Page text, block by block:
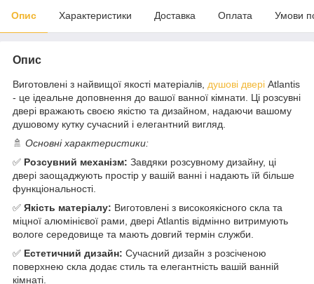
Опис Характеристики Доставка Оплата Умови
Опис
Виготовлені з найвищої якості матеріалів, душові двері Atlantis
- це ідеальне доповнення до вашої ванної кімнати. Ці розсувні
двері вражають своєю якістю та дизайном, надаючи вашому
душовому кутку сучасний і елегантний вигляд.
🚿 Основні характеристики:
✅ Розсувний механізм: Завдяки розсувному дизайну, ці
двері заощаджують простір у вашій ванні і надають їй більше
функціональності.
✅ Якість матеріалу: Виготовлені з високоякісного скла та
міцної алюмінієвої рами, двері Atlantis відмінно витримують
вологе середовище та мають довгий термін служби.
✅ Естетичний дизайн: Сучасний дизайн з розсіченою
поверхнею скла додає стиль та елегантність вашій ванній
кімнаті.